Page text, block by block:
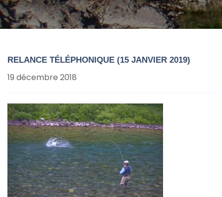
RELANCE TÉLÉPHONIQUE (15 JANVIER 2019)
19 décembre 2018